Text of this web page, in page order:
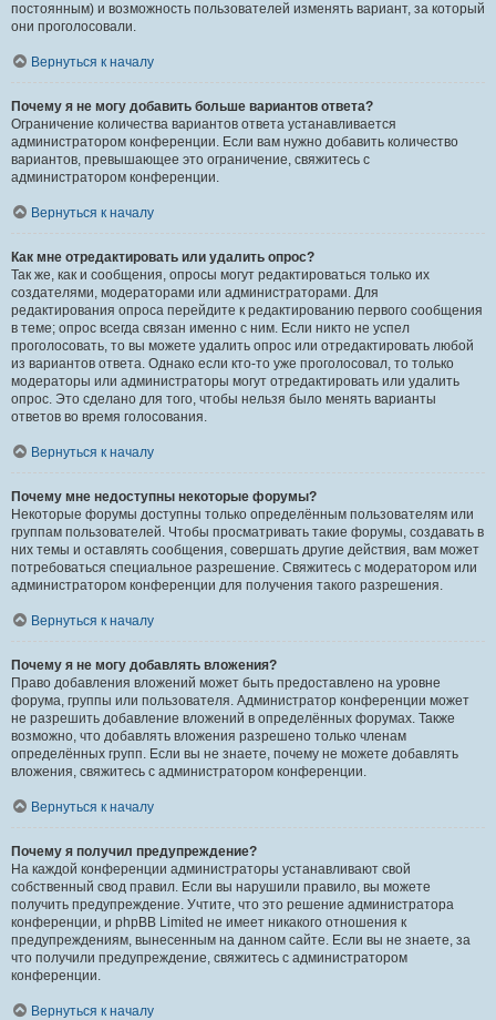
постоянным) и возможность пользователей изменять вариант, за который
они проголосовали.
Вернуться к началу
Почему я не могу добавить больше вариантов ответа?
Ограничение количества вариантов ответа устанавливается
администратором конференции. Если вам нужно добавить количество
вариантов, превышающее это ограничение, свяжитесь с
администратором конференции.
Вернуться к началу
Как мне отредактировать или удалить опрос?
Так же, как и сообщения, опросы могут редактироваться только их
создателями, модераторами или администраторами. Для
редактирования опроса перейдите к редактированию первого сообщения
в теме; опрос всегда связан именно с ним. Если никто не успел
проголосовать, то вы можете удалить опрос или отредактировать любой
из вариантов ответа. Однако если кто-то уже проголосовал, то только
модераторы или администраторы могут отредактировать или удалить
опрос. Это сделано для того, чтобы нельзя было менять варианты
ответов во время голосования.
Вернуться к началу
Почему мне недоступны некоторые форумы?
Некоторые форумы доступны только определённым пользователям или
группам пользователей. Чтобы просматривать такие форумы, создавать в
них темы и оставлять сообщения, совершать другие действия, вам может
потребоваться специальное разрешение. Свяжитесь с модератором или
администратором конференции для получения такого разрешения.
Вернуться к началу
Почему я не могу добавлять вложения?
Право добавления вложений может быть предоставлено на уровне
форума, группы или пользователя. Администратор конференции может
не разрешить добавление вложений в определённых форумах. Также
возможно, что добавлять вложения разрешено только членам
определённых групп. Если вы не знаете, почему не можете добавлять
вложения, свяжитесь с администратором конференции.
Вернуться к началу
Почему я получил предупреждение?
На каждой конференции администраторы устанавливают свой
собственный свод правил. Если вы нарушили правило, вы можете
получить предупреждение. Учтите, что это решение администратора
конференции, и phpBB Limited не имеет никакого отношения к
предупреждениям, вынесенным на данном сайте. Если вы не знаете, за
что получили предупреждение, свяжитесь с администратором
конференции.
Вернуться к началу